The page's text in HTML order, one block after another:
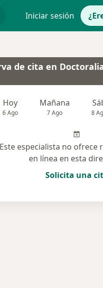
Iniciar sesión
solucionadas (5)
de cita en
Hoy
6 Ago
Mañana
7 Ago 8
Este especialista no ofrece
en línea en esta
Solicita una